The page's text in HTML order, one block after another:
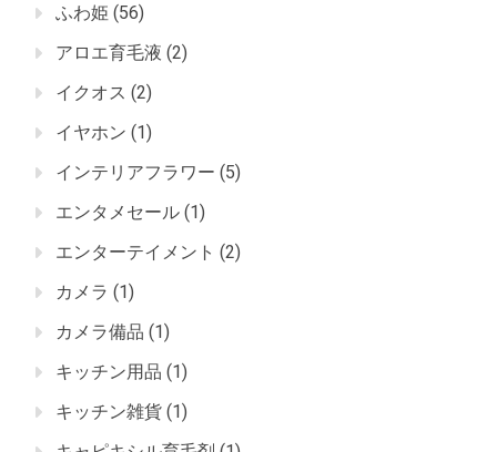
ふわ姫 (56)
アロエ育毛液 (2)
イクオス (2)
イヤホン (1)
インテリアフラワー (5)
エンタメセール (1)
エンターテイメント (2)
カメラ (1)
カメラ備品 (1)
キッチン用品 (1)
キッチン雑貨 (1)